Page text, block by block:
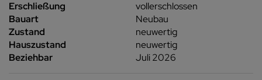
Erschließung
vollerschlossen
Bauart
Neubau
Zustand
neuwertig
Hauszustand
neuwertig
Beziehbar
Juli 2026